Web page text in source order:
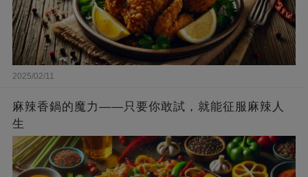
2025/02/11
麻辣香鍋的魔力——只要你敢試，就能征服麻辣人
生